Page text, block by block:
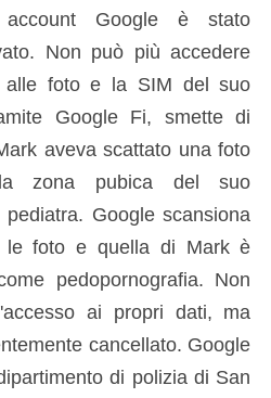
Google è stato
Non può più accedere
alle foto e la SIM del suo
Google Fi, smette di
aveva scattato una foto
zona pubica del suo
Google scansiona
le foto e quella di Mark è
pedopornografia. Non
ai propri dati, ma
cancellato. Google
di polizia di San